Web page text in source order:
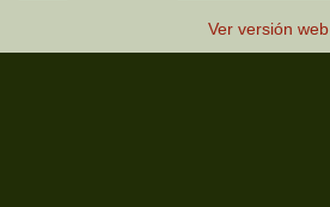
Ver versión web